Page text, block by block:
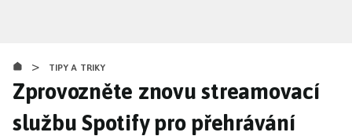
obsahu
> TIPY A TRIKY
Zprovozněte znovu streamovací
službu Spotify pro přehrávání